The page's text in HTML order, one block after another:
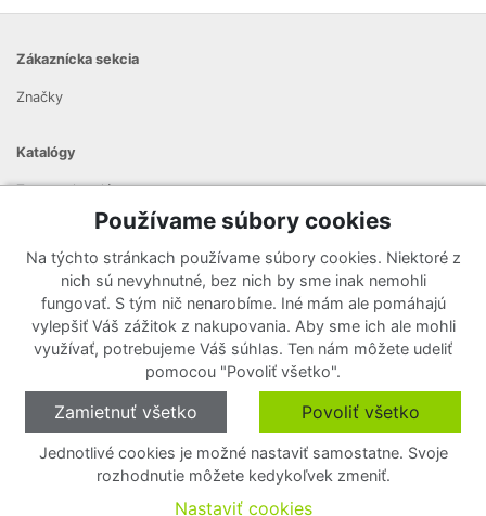
Zákaznícka sekcia
Značky
Katalógy
Zoznam katalógov
Zaregistrujte sa k odberu nášho newslettera a nenechajte si
ujsť žiadne ponuky ani nové produkty.
Copyright © 2020 - 2026•Created by JP-WebShop
Používame súbory cookies
Na týchto stránkach používame súbory cookies. Niektoré z
nich sú nevyhnutné, bez nich by sme inak nemohli
fungovať. S tým nič nenarobíme. Iné mám ale pomáhajú
vylepšiť Váš zážitok z nakupovania. Aby sme ich ale mohli
využívať, potrebujeme Váš súhlas. Ten nám môžete udeliť
pomocou "Povoliť všetko".
Zamietnuť všetko Povoliť všetko
Jednotlivé cookies je možné nastaviť samostatne. Svoje
rozhodnutie môžete kedykoľvek zmeniť.
Nastaviť cookies